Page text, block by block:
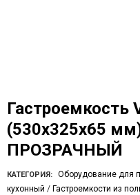
Гастроемкость VALEX GN 1/1
(530х325х65
ПРОЗРАЧНЫЙ
КАТЕГОРИЯ: Оборудование для
кухонный / Гастроемкости из